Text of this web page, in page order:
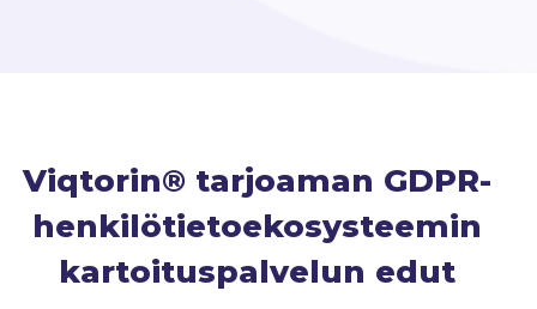
Viqtorin® tarjoaman GDPR-
henkilötietoekosysteemin
kartoituspalvelun edut